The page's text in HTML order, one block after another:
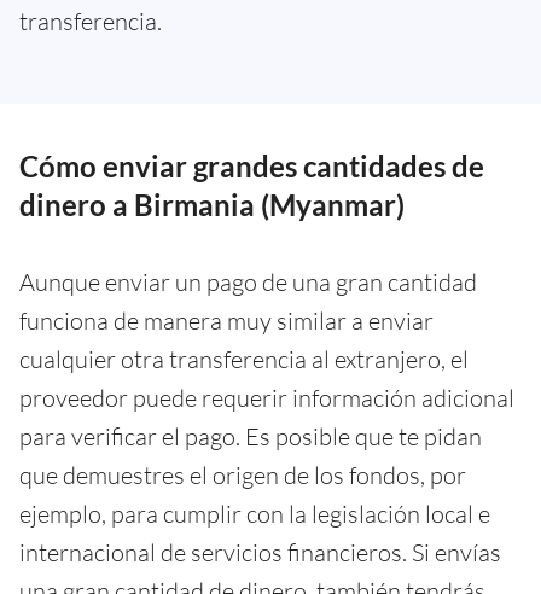
transferencia.
Cómo enviar grandes cantidades de
dinero a Birmania (Myanmar)
Aunque enviar un pago de una gran cantidad
funciona de manera muy similar a enviar
cualquier otra transferencia al extranjero, el
proveedor puede requerir información adicional
para verificar el pago. Es posible que te pidan
que demuestres el origen de los fondos, por
ejemplo, para cumplir con la legislación local e
internacional de servicios financieros. Si envías